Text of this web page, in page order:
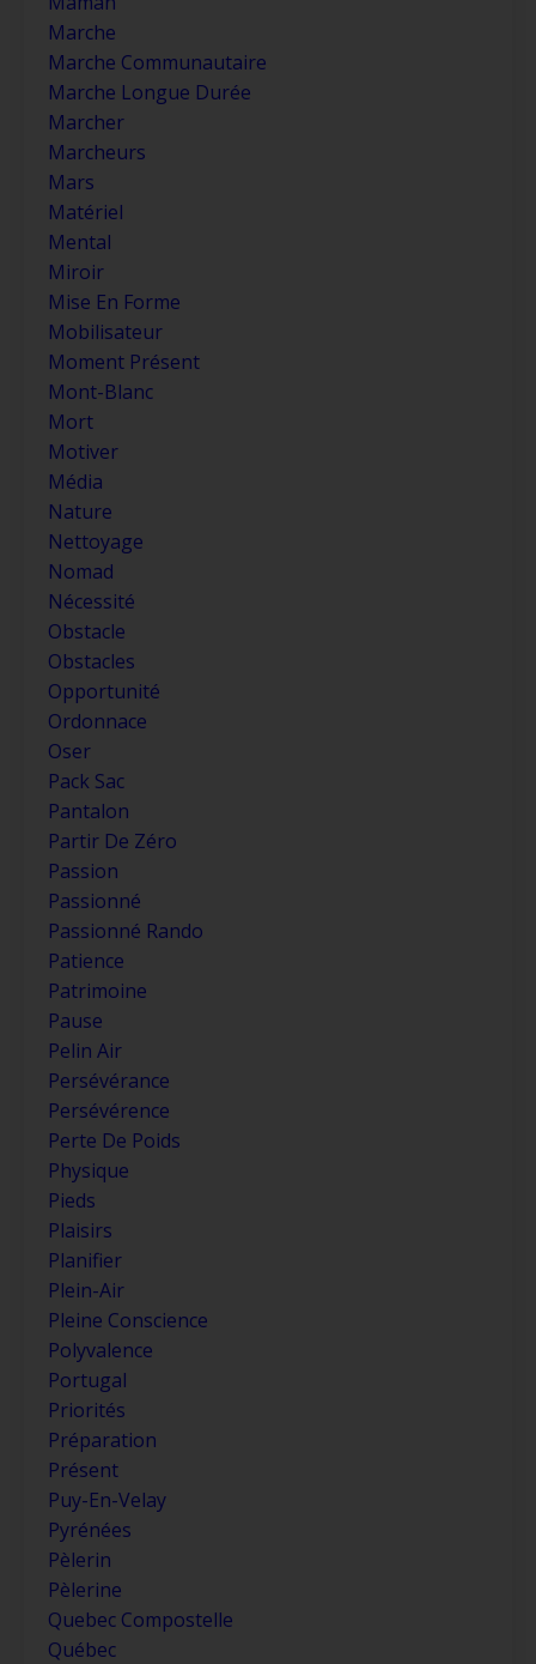
Marche
Marche Communautaire
Marche Longue Durée
Marcher
Marcheurs
Mars
Matériel
Mental
Miroir
Mise En Forme
Mobilisateur
Moment Présent
Mont-Blanc
Mort
Motiver
Média
Nature
Nettoyage
Nomad
Nécessité
Obstacle
Obstacles
Opportunité
Ordonnace
Oser
Pack Sac
Pantalon
Partir De Zéro
Passion
Passionné
Passionné Rando
Patience
Patrimoine
Pause
Pelin Air
Persévérance
Persévérence
Perte De Poids
Physique
Pieds
Plaisirs
Planifier
Plein-Air
Pleine Conscience
Polyvalence
Portugal
Priorités
Préparation
Présent
Puy-En-Velay
Pyrénées
Pèlerin
Pèlerine
Quebec Compostelle
Québec